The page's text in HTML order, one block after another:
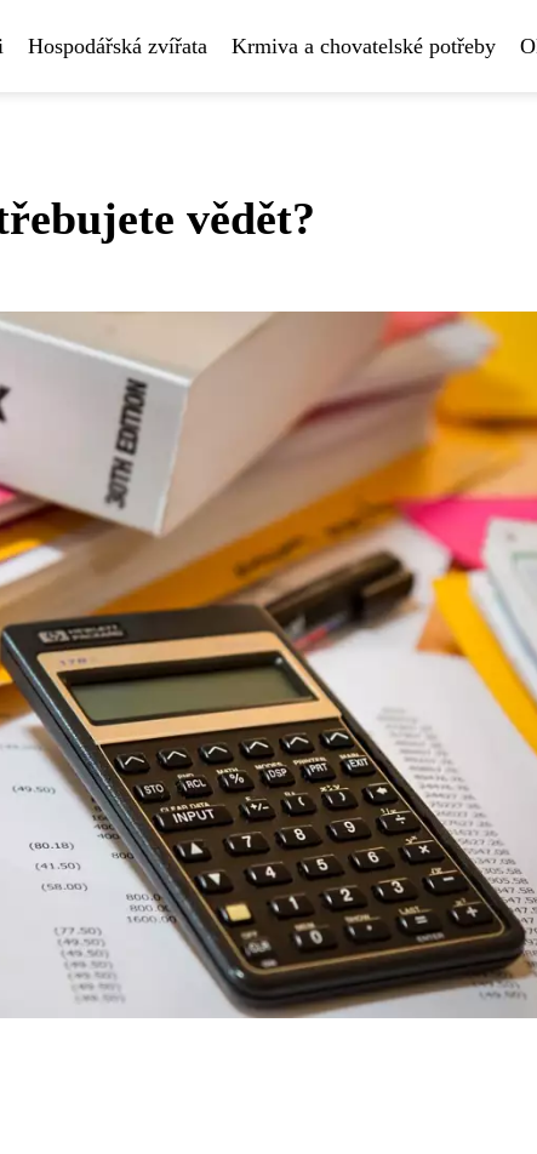
Hospodářská zvířata Krmiva a chovatelské potřeby
vědět?